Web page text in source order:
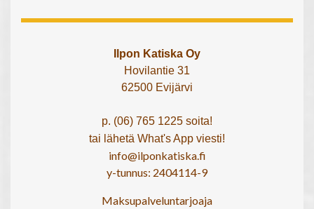
Ilpon Katiska Oy
Hovilantie 31
62500 Evijärvi
p. (06) 765 1225 soita!
tai lähetä What's App viesti!
info@ilponkatiska.fi
y-tunnus: 2404114-9
Maksupalveluntarjoaja